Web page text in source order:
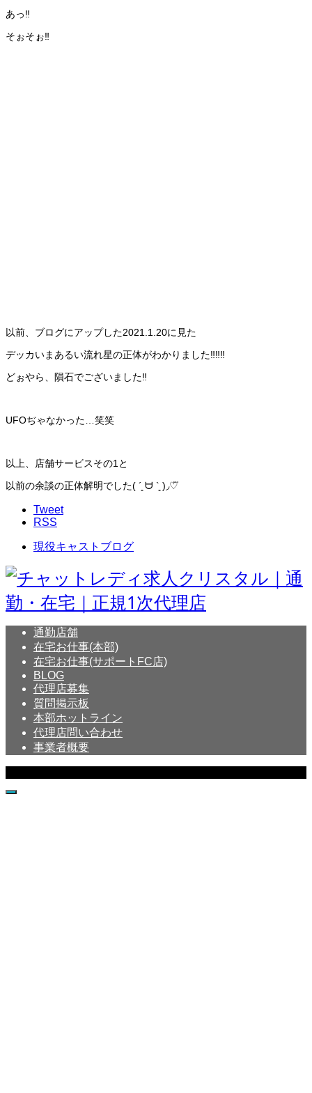
あっ‼️
そぉそぉ‼️
以前、 ブログにアップした2021 .1.20に見た
デッカいまあるい流れ星の正体がわかりました‼️‼️‼️
どぉやら、隕石でございました‼️
UFOぢゃなかった…笑笑
以上、店舗サービスその1と
以前の余談の正体解明でした( ´͈ ᗨ `͈ )◞♡⃛
Tweet
RSS
現役キャストブログ
通勤店舗
在宅お仕事(本部)
在宅お仕事(サポートFC店)
BLOG
代理店募集
質問掲示板
本部ホットライン
代理店問い合わせ
事業者概要